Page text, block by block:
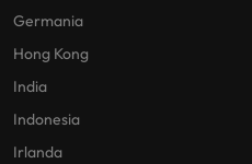
Germania
Hong Kong
India
Indonesia
Irlanda